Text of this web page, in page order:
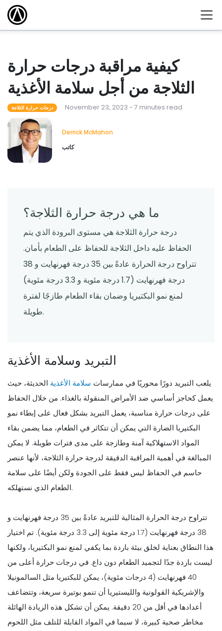
كيفية مراقبة درجات حرارة
الثلاجة من أجل سلامة الأغذية
درجات حرارة الثلاجة November 23, 2023 - 7 minutes read
Derrick McMahon
كاتب
ما هي درجة حرارة الثلاجة؟
درجة حرارة الثلاجة هي مستوى البرودة الذي يتم
الحفاظ عليه داخل الثلاجة للحفاظ على الطعام بأمان.
تتراوح درجة الحرارة عادةً بين 35 درجة فهرنهايت و 38
درجة فهرنهايت (1.7 درجة مئوية و 3.3 درجة مئوية)
لمنع نمو البكتيريا وضمان بقاء الطعام طازجًا لفترة
طويلة.
التبريد وسلامة الأغذية
يلعب التبريد دورًا محوريًا في ممارسات سلامة الأغذية الحديثة، حيث
يعمل كحاجز أساسي ضد الأمراض المنقولة بالغذاء. من خلال الحفاظ
على درجات حرارة مناسبة، يعمل التبريد بشكل فعال على إبطاء نمو
البكتيريا الضارة التي يمكن أن تتكاثر في الطعام، مما يضمن بقاء
المواد الاستهلاكية آمنة وطازجة على مدى فترات طويلة. لا يمكن
المبالغة في أهمية المراقبة الدقيقة لدرجة حرارة الثلاجة، لأنها عنصر
حاسم في الحفاظ ليس فقط على الجودة ولكن أيضًا على سلامة
الطعام الذي نستهلكه.
تتراوح درجة الحرارة المثالية للتبريد عادةً بين 35 درجة فهرنهايت و
38 درجة فهرنهايت (1.7 درجة مئوية إلى 3.3 درجة مئوية). تم اختيار
هذا النطاق بعناية لخلق بيئة باردة بما يكفي لمنع نمو البكتيريا، ولكنها
ليست باردة جدًا لتجميد الطعام دون داع. في درجات حرارة أعلى من
40 فهرنهايت (4 درجات مئوية)، يمكن للبكتيريا مثل السالمونيلا
والإشريكية القولونية والليستيريا أن تنمو بوتيرة سريعة، وتتضاعف
أعدادها في أقل من 20 دقيقة. يمكن أن تشكل هذه الزيادة الهائلة
مخاطر صحية كبيرة، لا سيما في المواد القابلة للتلف مثل اللحوم